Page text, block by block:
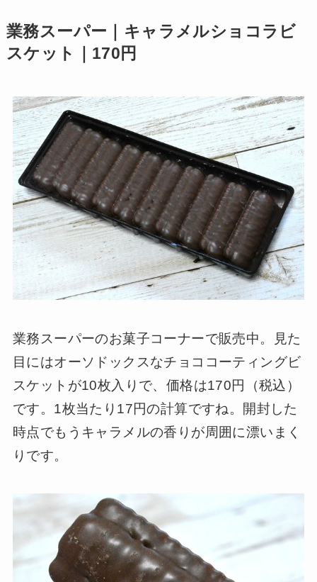
業務スーパー｜キャラメルショコラビ
スケット｜170円
業務スーパーのお菓子コーナーで販売中。見た
目にはオーソドックスなチョココーティングビ
スケットが10枚入りで、価格は170円（税込）
です。1枚当たり17円の計算ですね。開封した
時点でもうキャラメルの香りが周囲に漂いまく
りです。